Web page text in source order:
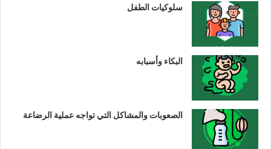
سلوكيات الطفل
البكاء وأسبابه
الصعوبات والمشاكل التي تواجه عملية الرضاعة